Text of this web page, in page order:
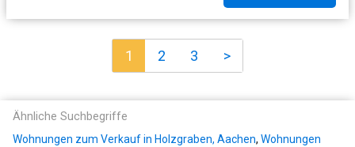
1 2 3 >
Ähnliche Suchbegriffe
Wohnungen zum Verkauf in Holzgraben, Aachen, Wohnungen